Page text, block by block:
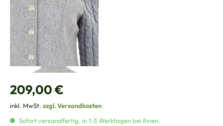
Regulärer Preis:
209,00 €
inkl. MwSt. zzgl. Versandkosten
Sofort versandfertig, in 1-3 Werktagen bei Ihnen.